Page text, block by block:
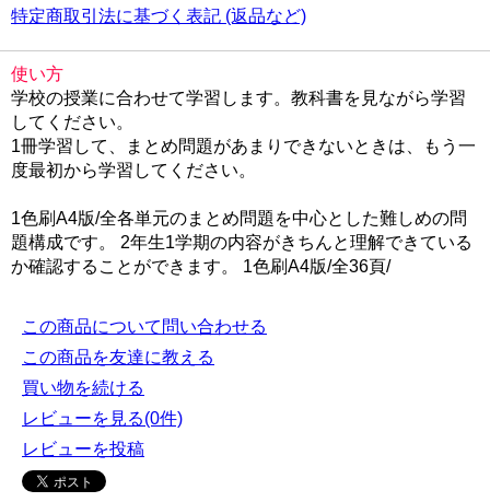
特定商取引法に基づく表記 (返品など)
使い方
学校の授業に合わせて学習します。教科書を見ながら学習
してください。
1冊学習して、まとめ問題があまりできないときは、もう一
度最初から学習してください。
1色刷A4版/全各単元のまとめ問題を中心とした難しめの問
題構成です。 2年生1学期の内容がきちんと理解できている
か確認することができます。 1色刷A4版/全36頁/
この商品について問い合わせる
この商品を友達に教える
買い物を続ける
レビューを見る(0件)
レビューを投稿